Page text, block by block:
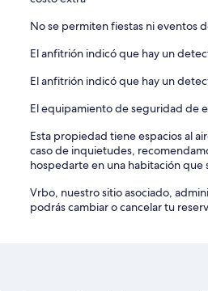
No se permiten fiestas ni eventos
El anfitrión indicó que hay un
El anfitrión indicó que hay un
El equipamiento de seguridad de
Esta propiedad tiene espacios al
caso de inquietudes,
hospedarte en una habitación que
Vrbo, nuestro sitio asociado,
podrás cambiar o cancelar tu